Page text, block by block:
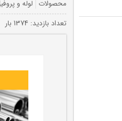
محصولات لوله و
تعداد بازديد: 1374 بار